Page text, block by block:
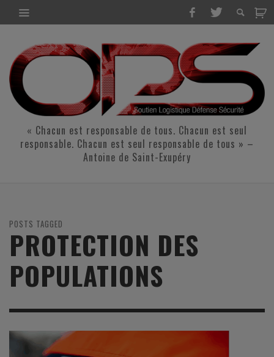
« Chacun est responsable de tous. Chacun est seul
responsable. Chacun est seul responsable de tous » –
Antoine de Saint-Exupéry
POSTS TAGGED
PROTECTION DES
POPULATIONS